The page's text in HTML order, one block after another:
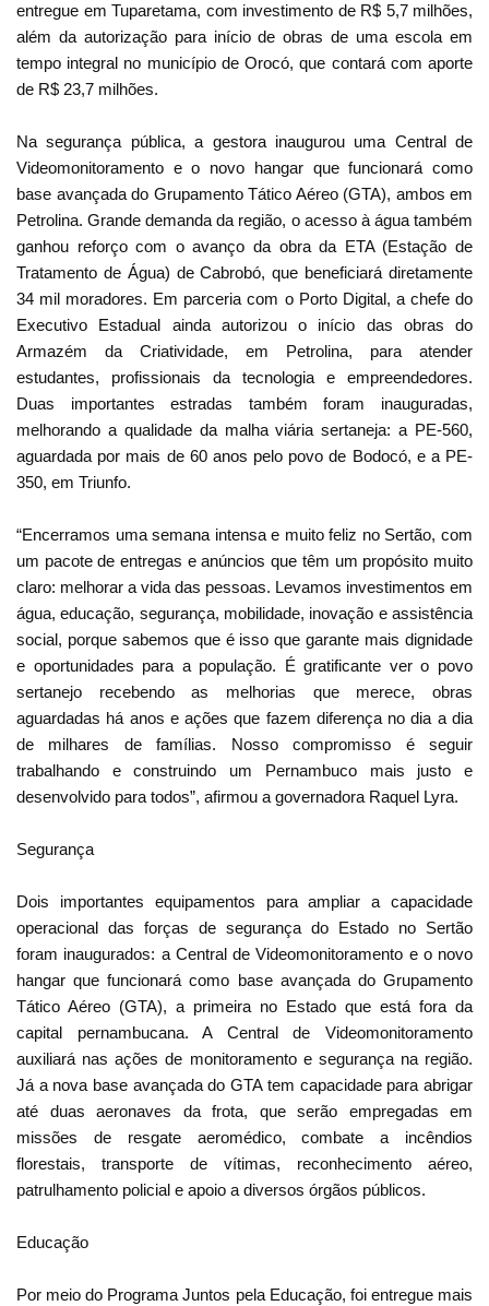
entregue em Tuparetama, com investimento de R$ 5,7 milhões,
além da autorização para início de obras de uma escola em
tempo integral no município de Orocó, que contará com aporte
de R$ 23,7 milhões.
Na segurança pública, a gestora inaugurou uma Central de
Videomonitoramento e o novo hangar que funcionará como
base avançada do Grupamento Tático Aéreo (GTA), ambos em
Petrolina. Grande demanda da região, o acesso à água também
ganhou reforço com o avanço da obra da ETA (Estação de
Tratamento de Água) de Cabrobó, que beneficiará diretamente
34 mil moradores. Em parceria com o Porto Digital, a chefe do
Executivo Estadual ainda autorizou o início das obras do
Armazém da Criatividade, em Petrolina, para atender
estudantes, profissionais da tecnologia e empreendedores.
Duas importantes estradas também foram inauguradas,
melhorando a qualidade da malha viária sertaneja: a PE-560,
aguardada por mais de 60 anos pelo povo de Bodocó, e a PE-
350, em Triunfo.
“Encerramos uma semana intensa e muito feliz no Sertão, com
um pacote de entregas e anúncios que têm um propósito muito
claro: melhorar a vida das pessoas. Levamos investimentos em
água, educação, segurança, mobilidade, inovação e assistência
social, porque sabemos que é isso que garante mais dignidade
e oportunidades para a população. É gratificante ver o povo
sertanejo recebendo as melhorias que merece, obras
aguardadas há anos e ações que fazem diferença no dia a dia
de milhares de famílias. Nosso compromisso é seguir
trabalhando e construindo um Pernambuco mais justo e
desenvolvido para todos”, afirmou a governadora Raquel Lyra.
Segurança
Dois importantes equipamentos para ampliar a capacidade
operacional das forças de segurança do Estado no Sertão
foram inaugurados: a Central de Videomonitoramento e o novo
hangar que funcionará como base avançada do Grupamento
Tático Aéreo (GTA), a primeira no Estado que está fora da
capital pernambucana. A Central de Videomonitoramento
auxiliará nas ações de monitoramento e segurança na região.
Já a nova base avançada do GTA tem capacidade para abrigar
até duas aeronaves da frota, que serão empregadas em
missões de resgate aeromédico, combate a incêndios
florestais, transporte de vítimas, reconhecimento aéreo,
patrulhamento policial e apoio a diversos órgãos públicos.
Educação
Por meio do Programa Juntos pela Educação, foi entregue mais